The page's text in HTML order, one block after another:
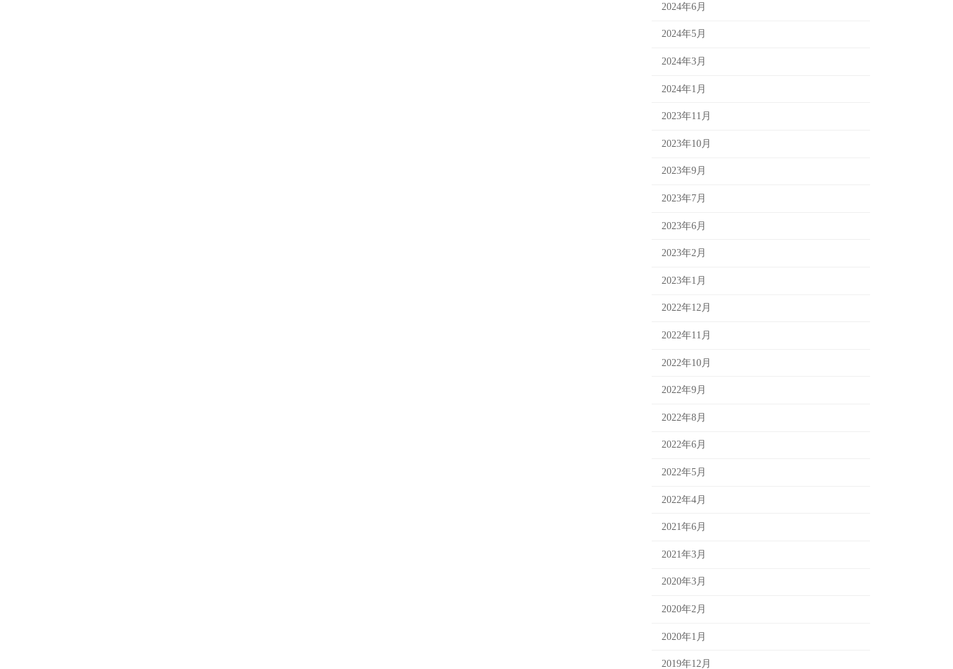
2024年6月
2024年5月
2024年3月
2024年1月
2023年11月
2023年10月
2023年9月
2023年7月
2023年6月
2023年2月
2023年1月
2022年12月
2022年11月
2022年10月
2022年9月
2022年8月
2022年6月
2022年5月
2022年4月
2021年6月
2021年3月
2020年3月
2020年2月
2020年1月
2019年12月